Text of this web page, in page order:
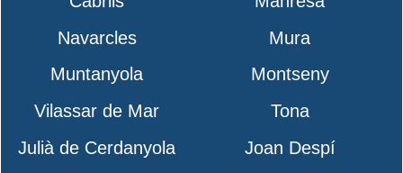
Navarcles
Mura
Muntanyola
Montseny
Vilassar de Mar
Tona
Julià de Cerdanyola
Joan Despí